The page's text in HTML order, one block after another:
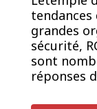
tendances
grandes
sécurité,
sont
réponses